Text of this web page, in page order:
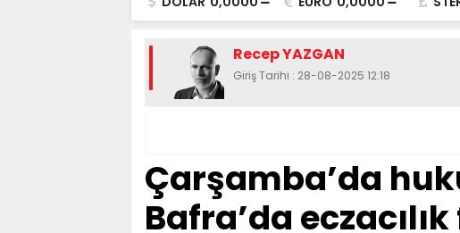
Recep YAZGAN
Giriş Tarihi : 28-08-2025 12:18
Çarşamba’da
Bafra’da